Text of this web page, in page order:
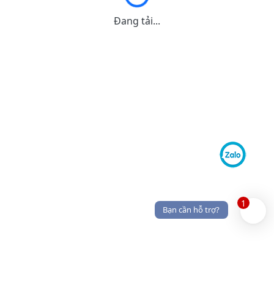
Đang tải...
1
Bạn cần hỗ trợ?